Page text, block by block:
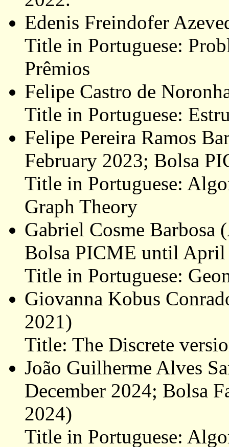
Edenis Freindofer
Title in Portuguese:
Prêmios
Felipe Castro de
Title in Portuguese:
Felipe Pereira Ramos
February 2023; Bolsa
Title in Portuguese:
Graph Theory
Gabriel Cosme
Bolsa PICME until April
Title in Portuguese:
Giovanna Kobus
2021)
Title: The Discrete
João Guilherme Alves
December 2024; Bolsa
2024)
Title in Portuguese: